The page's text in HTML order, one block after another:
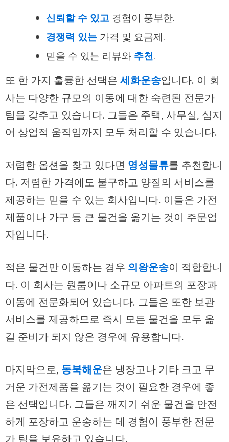
신뢰할 수 있고 경험이 풍부한.
경쟁력 있는 가격 및 요금제.
믿을 수 있는 리뷰와 추천.
또 한 가지 훌륭한 선택은 세화운송입니다. 이 회
사는 다양한 규모의 이동에 대한 숙련된 전문가
팀을 갖추고 있습니다. 그들은 주택, 사무실, 심지
어 상업적 움직임까지 모두 처리할 수 있습니다.
저렴한 옵션을 찾고 있다면 영성물류를 추천합니
다. 저렴한 가격에도 불구하고 양질의 서비스를
제공하는 믿을 수 있는 회사입니다. 이들은 가전
제품이나 가구 등 큰 물건을 옮기는 것이 주문업
자입니다.
적은 물건만 이동하는 경우 의왕운송이 적합합니
다. 이 회사는 원룸이나 소규모 아파트의 포장과
이동에 전문화되어 있습니다. 그들은 또한 보관
서비스를 제공하므로 즉시 모든 물건을 모두 옮
길 준비가 되지 않은 경우에 유용합니다.
마지막으로, 동북해운은 냉장고나 기타 크고 무
거운 가전제품을 옮기는 것이 필요한 경우에 좋
은 선택입니다. 그들은 깨지기 쉬운 물건을 안전
하게 포장하고 운송하는 데 경험이 풍부한 전문
가 팀을 보유하고 있습니다.